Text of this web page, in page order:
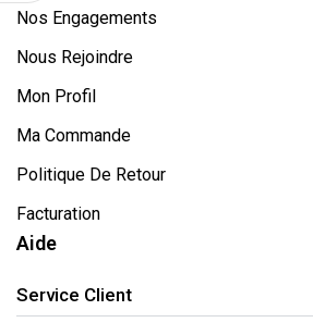
Nos Engagements
Nous Rejoindre
Mon Profil
Ma Commande
Politique De Retour
Facturation
Aide
Service Client